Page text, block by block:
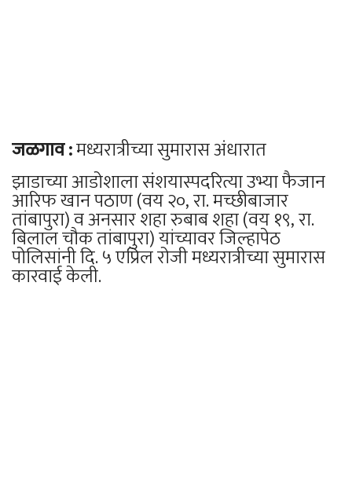
जळगाव :मध्यरात्रीच्या सुमारास अंधारात
झाडाच्या आडोशाला संशयास्पदरित्या उभ्या फैजान
आरिफ खान पठाण (वय २०, रा. मच्छीबाजार
तांबापुरा) व अनसार शहा रुबाब शहा (वय १९, रा.
बिलाल चौक तांबापुरा) यांच्यावर जिल्हापेठ
पोलिसांनी दि. ५ एप्रिल रोजी मध्यरात्रीच्या सुमारास
कारवाई केली.